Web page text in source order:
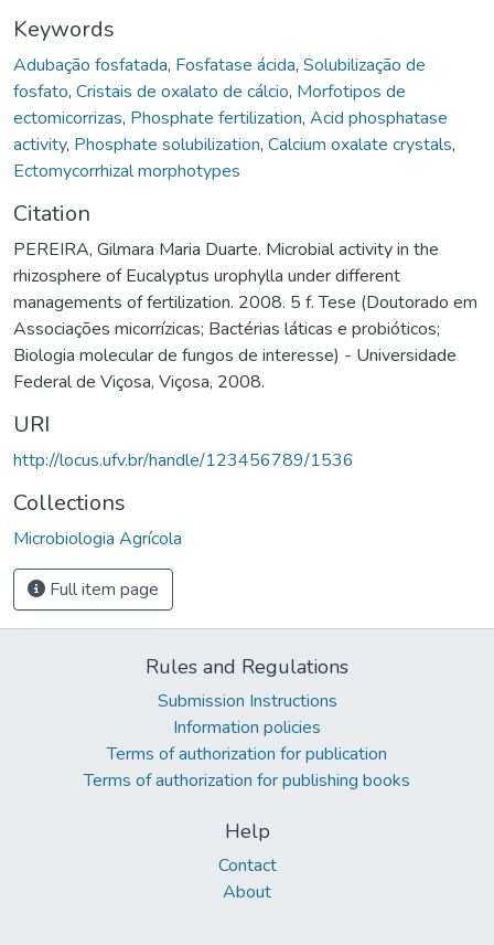
Keywords
Adubação fosfatada, Fosfatase ácida, Solubilização de
fosfato, Cristais de oxalato de cálcio, Morfotipos de
ectomicorrizas, Phosphate fertilization, Acid phosphatase
activity, Phosphate solubilization, Calcium oxalate crystals,
Ectomycorrhizal morphotypes
Citation
PEREIRA, Gilmara Maria Duarte. Microbial activity in the
rhizosphere of Eucalyptus urophylla under different
managements of fertilization. 2008. 5 f. Tese (Doutorado em
Associações micorrízicas; Bactérias láticas e probióticos;
Biologia molecular de fungos de interesse) - Universidade
Federal de Viçosa, Viçosa, 2008.
URI
http://locus.ufv.br/handle/123456789/1536
Collections
Microbiologia Agrícola
Full item page
Rules and Regulations
Submission Instructions
Information policies
Terms of authorization for publication
Terms of authorization for publishing books
Help
Contact
About